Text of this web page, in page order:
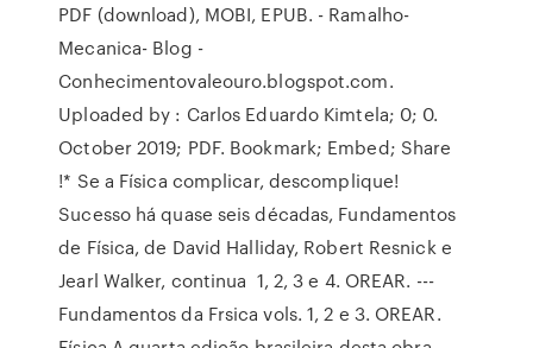
PDF (download), MOBI, EPUB. - Ramalho-
Mecanica- Blog -
Conhecimentovaleouro.blogspot.com.
Uploaded by : Carlos Eduardo Kimtela; 0; 0.
October 2019; PDF. Bookmark; Embed; Share
!* Se a Física complicar, descomplique!
Sucesso há quase seis décadas, Fundamentos
de Física, de David Halliday, Robert Resnick e
Jearl Walker, continua 1, 2, 3 e 4. OREAR. ---
Fundamentos da Frsica vols. 1, 2 e 3. OREAR.